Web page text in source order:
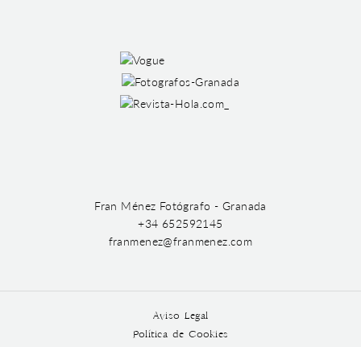
Fran Ménez Fotógrafo - Granada
+34 652592145
franmenez@franmenez.com
Aviso Legal
Política de Cookies